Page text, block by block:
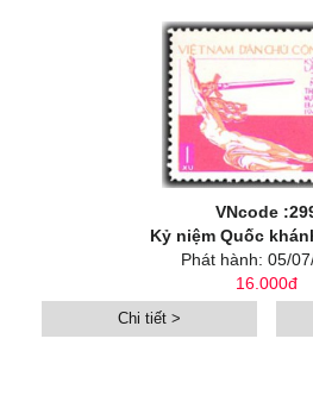
VNcode
Kỷ niệm Quốc khánh lần thứ 30 nước Cộng hoà nhân dân Ba
Phát hành: 05/
16.000đ
Chi tiết >